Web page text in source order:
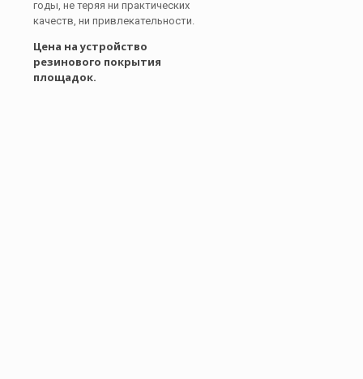
годы, не теряя ни практических
качеств, ни привлекательности.
Цена на устройство
резинового покрытия
площадок.